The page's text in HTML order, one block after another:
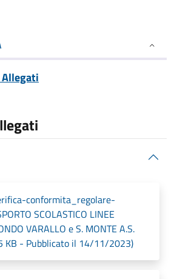
conformita_regolare-
SCOLASTICO LINEE
VARALLO e S. MONTE A.S.
KB - Pubblicato il 14/11/2023)